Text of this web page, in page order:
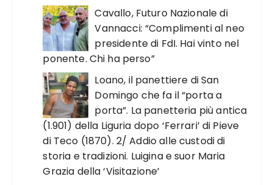
Cavallo, Futuro Nazionale di
Vannacci: “Complimenti al neo
presidente di FdI. Hai vinto nel
ponente. Chi ha perso”
Loano, il panettiere di San
Domingo che fa il “porta a
porta”. La panetteria più antica
(1.901) della Liguria dopo ‘Ferrari’ di Pieve
di Teco (1870). 2/ Addio alle custodi di
storia e tradizioni. Luigina e suor Maria
Grazia della ‘Visitazione’